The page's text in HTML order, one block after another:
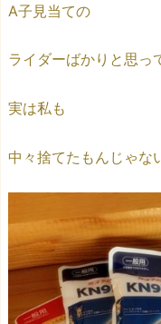
A子見当ての
ライダーばかりと思っ
実は私も
中々捨てたもんじゃな